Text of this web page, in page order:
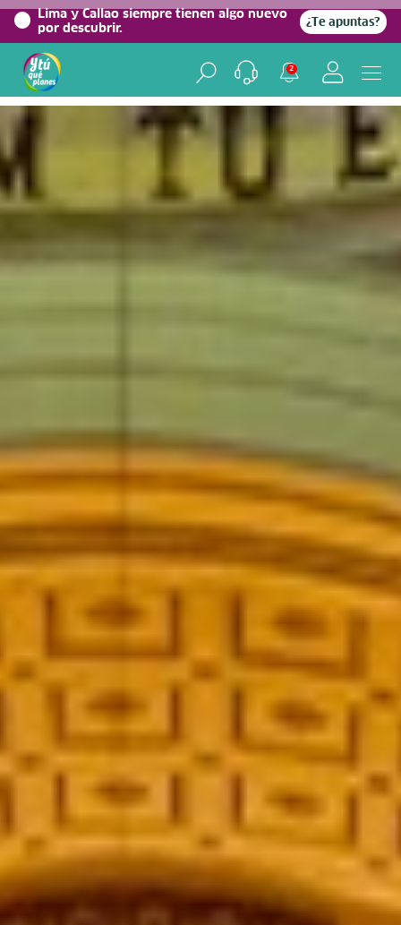
Lima y Callao siempre tienen algo nuevo
por descubrir.
¿Te apuntas?
2
Home/Blog viajero